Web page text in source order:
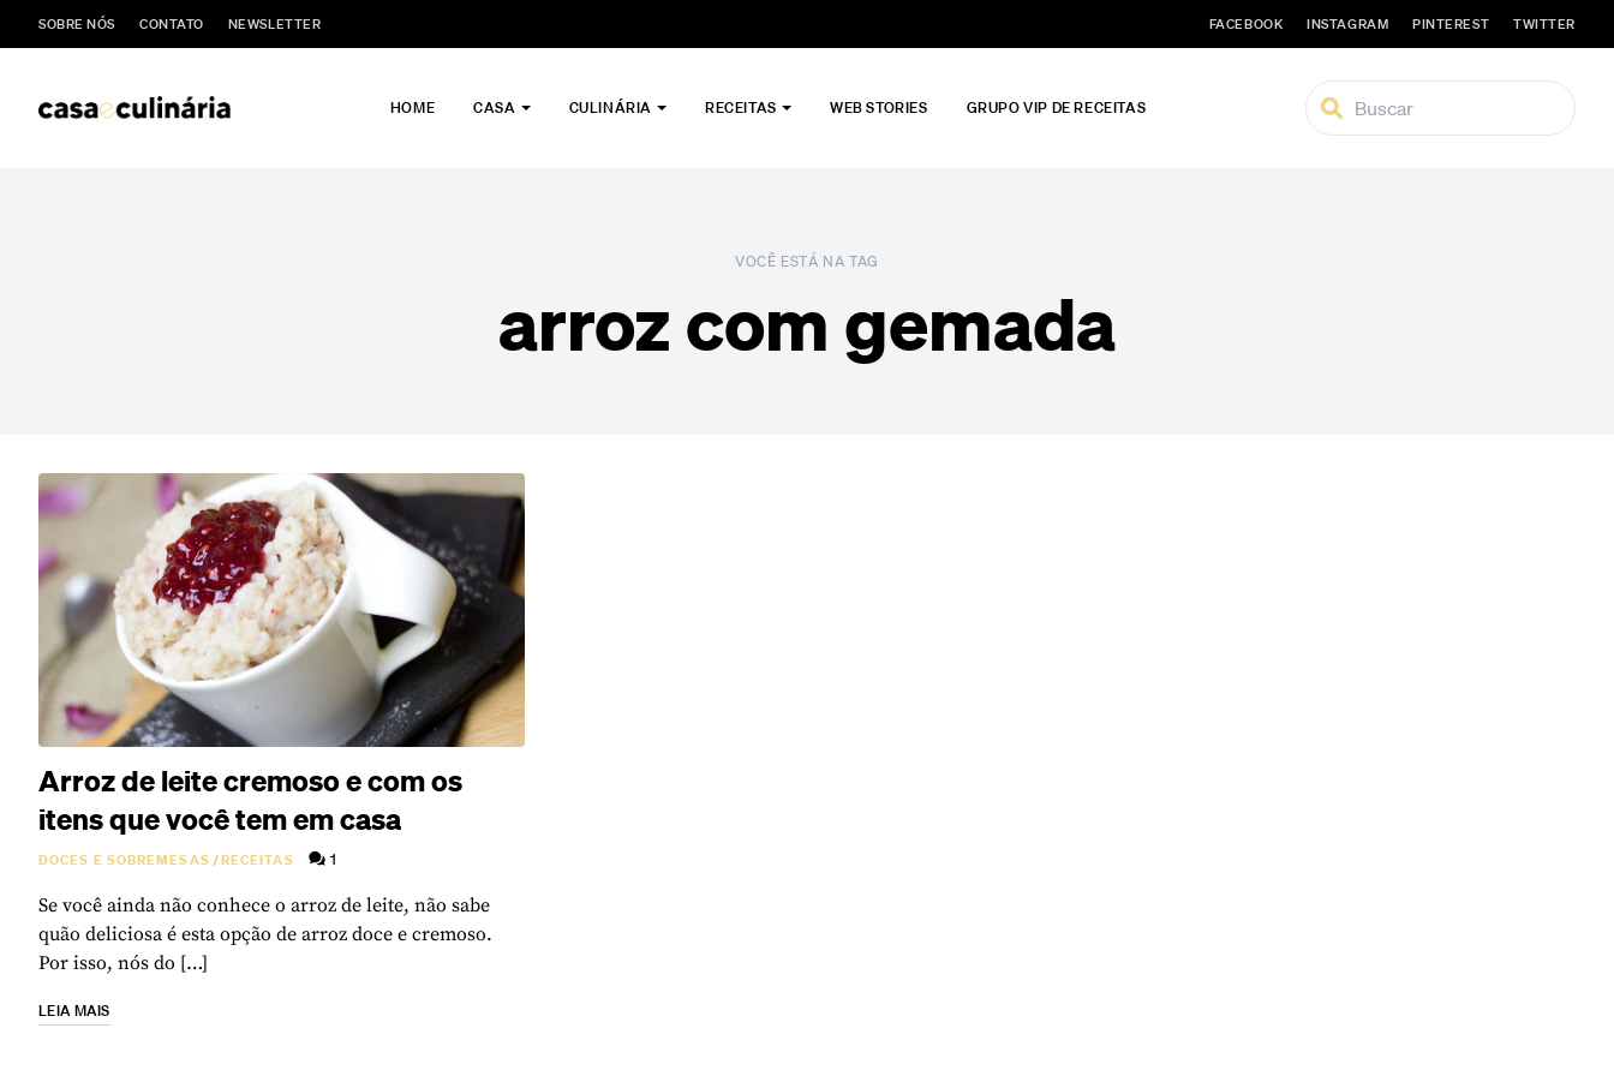
SOBRE NÓS CONTATO NEWSLETTER FACEBOOK INSTAGRAM PINTEREST TWITTER
HOME CASA CULINÁRIA RECEITAS WEB STORIES GRUPO VIP DE RECEITAS
VOCÊ ESTÁ NA TAG
arroz com gemada
Arroz de leite cremoso e com os
itens que você tem em casa
DOCES E SOBREMESAS/RECEITAS 1
Se você ainda não conhece o arroz de leite, não sabe
quão deliciosa é esta opção de arroz doce e cremoso.
Por isso, nós do […]
LEIA MAIS